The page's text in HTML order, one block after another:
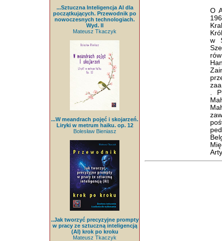
...Sztuczna Inteligencja AI dla
początkujących. Przewodnik po
nowoczesnych technologiach.
Wyd. II
Mateusz Tkaczyk
...W meandrach pojęć i skojarzeń.
Liryki w metrum haiku. op. 12
Bolesław Bieniasz
..Jak tworzyć precyzyjne prompty
w pracy ze sztuczną inteligencją
(AI) krok po kroku
Mateusz Tkaczyk
O
w
.